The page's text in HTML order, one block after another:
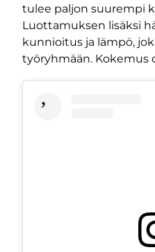
tulee paljon suurempi
Luottamuksen lisäksi
kunnioitus ja lämpö,
työryhmään. Kokemus